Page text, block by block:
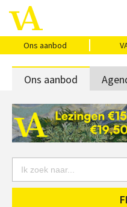
Ons aanbod
Home
Ons aanbod
Agenda
VAthuis
Over ons
Vragen?
Cadeaubon
Ons aanbod